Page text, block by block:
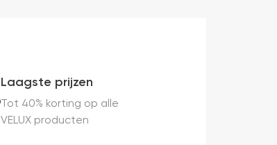
Laagste prijzen
Tot 40% korting op alle
VELUX producten